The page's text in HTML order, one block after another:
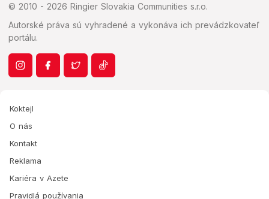
© 2010 - 2026 Ringier Slovakia Communities s.r.o.
Autorské práva sú vyhradené a vykonáva ich prevádzkovateľ
portálu.
Koktejl
O nás
Kontakt
Reklama
Kariéra v Azete
Pravidlá používania